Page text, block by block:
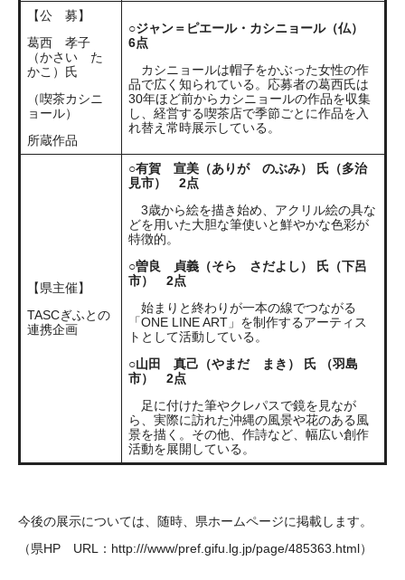
【公 募】
葛西 孝子
（かさい た
かこ）氏
（喫茶カシニ
ョール）
所蔵作品
○ジャン＝ピエール・カシニョール（仏）
6点
カシニョールは帽子をかぶった女性の作
品で広く知られている。応募者の葛西氏は
30年ほど前からカシニョールの作品を収集
し、経営する喫茶店で季節ごとに作品を入
れ替え常時展示している。
【県主催】
TASCぎふとの
連携企画
○有賀 宣美（ありが のぶみ） 氏（多治
見市） 2点
3歳から絵を描き始め、アクリル絵の具な
どを用いた大胆な筆使いと鮮やかな色彩が
特徴的。
○曽良 貞義（そら さだよし） 氏（下呂
市） 2点
始まりと終わりが一本の線でつながる
「ONE LINE ART」を制作するアーティス
トとして活動している。
○山田 真己（やまだ まき） 氏 （羽島
市） 2点
足に付けた筆やクレパスで鏡を見なが
ら、実際に訪れた沖縄の風景や花のある風
景を描く。その他、作詩など、幅広い創作
活動を展開している。
今後の展示については、随時、県ホームページに掲載します。
（県HP URL：http:///www/pref.gifu.lg.jp/page/485363.html）